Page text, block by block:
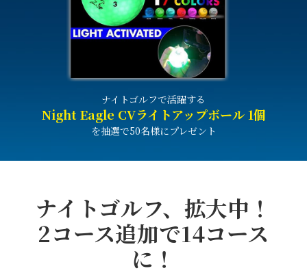
ナイトゴルフで活躍する
Night Eagle CVライトアップボール 1個
を抽選で50名様にプレゼント
ナイトゴルフ、拡大中！
2コース追加で14コース
に！